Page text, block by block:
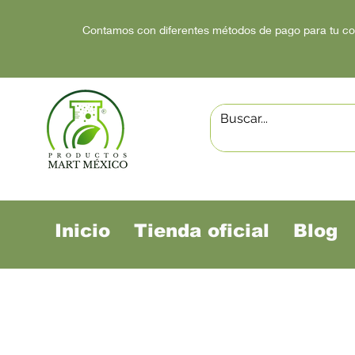
Contamos con diferentes métodos de pago para tu
Inicio Tienda oficial Blog